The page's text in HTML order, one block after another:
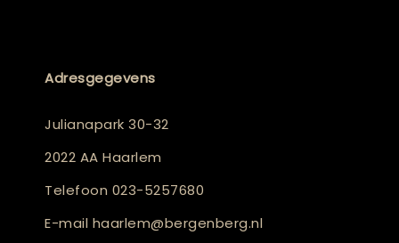
Adresgegevens
Julianapark 30-32
2022 AA Haarlem
Telefoon 023-5257680
E-mail haarlem@bergenberg.nl